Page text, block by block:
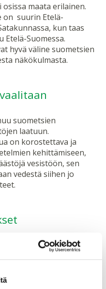
maata erilainen.
on suurin Etelä-
kun taas
Suomessa.
hyvä väline suometsien
näkökulmasta.
suometsien
laatuun.
on korostettava ja
kehittämiseen,
vesistöön, sen
vedestä siihen jo
liittyvät peitteisen
ja sen vaikutuksiin sekä